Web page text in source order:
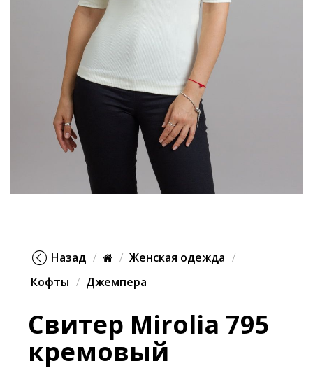
Назад
Женская одежда
Кофты
Джемпера
Свитер Mirolia 795
кремовый